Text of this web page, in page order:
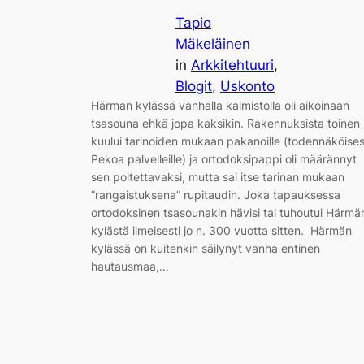
Tapio
Mäkeläinen
in Arkkitehtuuri
Blogit, Uskonto
Härman kylässä vanhalla kalmistolla oli aikoinaan
tsasouna ehkä jopa kaksikin. Rakennuksista toinen
kuului tarinoiden mukaan pakanoille
Pekoa palvelleille) ja ortodoksipappi oli määrännyt
sen poltettavaksi, mutta sai itse tarinan mukaan
”rangaistuksena” rupitaudin. Joka tapauksessa
ortodoksinen tsasounakin hävisi tai tuhoutui
kylästä ilmeisesti jo n. 300 vuotta sitten. Härmän
kylässä on kuitenkin säilynyt vanha entinen
hautausmaa,…